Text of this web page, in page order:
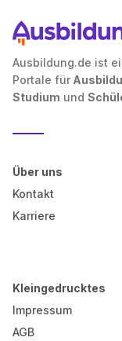
Ausbildung.de ist
Portale für
Studium und
Über uns
Kontakt
Karriere
Kleingedrucktes
Impressum
AGB